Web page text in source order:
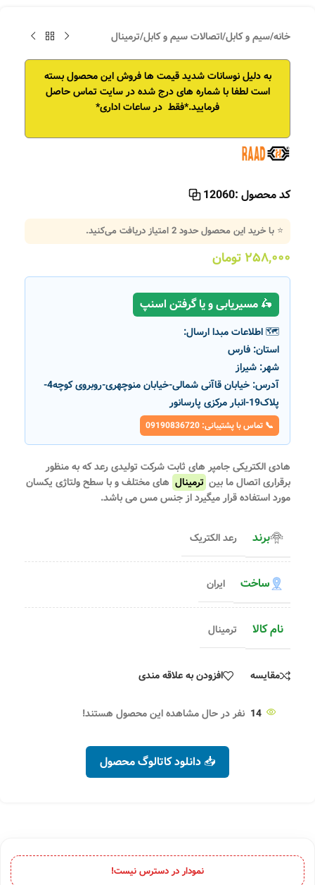
خانه/سیم و کابل/اتصالات سیم و کابل/ترمینال
به دلیل نوسانات شدید قیمت ها فروش این محصول بسته
است لطفا با شماره های درج شده در سایت تماس حاصل
فرمایید.*فقط در ساعات اداری*
کد محصول :12060
⭐ با خرید این محصول حدود2امتیاز دریافت می‌کنید.
۲۵۸,۰۰۰ تومان
🛵 مسیریابی و یا گرفتن اسنپ
🗺️ اطلاعات مبدا ارسال:
استان: فارس
شهر: شیراز
آدرس:
خیابان قاآنی شمالی-خیابان منوچهری-روبروی کوچه4-
پلاک19-انبار مرکزی پارسانور
📞 تماس با پشتیبانی: 09190836720
هادی الکتریکی جامپر های ثابت شرکت تولیدی رعد که به منظور
برقراری اتصال ما بین ترمینال های مختلف و با سطح ولتاژی یکسان
مورد استفاده قرار میگیرد از جنس مس می باشد.
برند رعد الکتریک
ساخت ایران
نام کالا ترمینال
مقایسه افزودن به علاقه مندی
14 نفر در حال مشاهده این محصول هستند!
📥 دانلود کاتالوگ محصول
نمودار در دسترس نیست!